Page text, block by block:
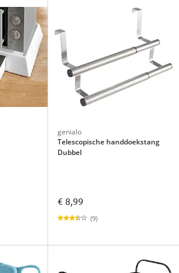
genialo
Telescopische handdoekstang
Dubbel
€ 8,99
(9)